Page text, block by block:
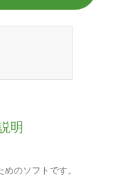
明
のソフトです。